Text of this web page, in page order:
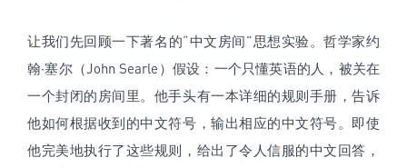
让我们先回顾一下著名的“中文房间”思想实验。哲学家约
翰·塞尔（John Searle）假设：一个只懂英语的人，被关在
一个封闭的房间里。他手头有一本详细的规则手册，告诉
他如何根据收到的中文符号，输出相应的中文符号。即使
他完美地执行了这些规则，给出了令人信服的中文回答，